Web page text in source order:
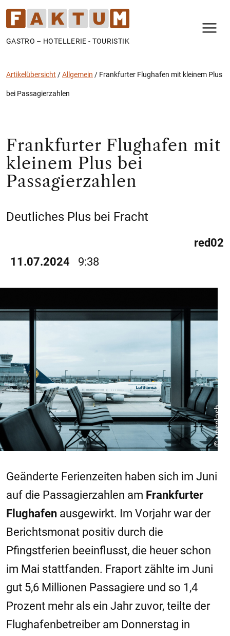
GASTRO – HOTELLERIE - TOURISTIK
Artikelübersicht /Allgemein / Frankfurter Flughafen mit kleinem Plus
bei Passagierzahlen
Frankfurter Flughafen mit
kleinem Plus bei
Passagierzahlen
Deutliches Plus bei Fracht
11.07.2024 9:38
red02
© unsplash
Geänderte Ferienzeiten haben sich im Juni
auf die Passagierzahlen am Frankfurter
Flughafen ausgewirkt. Im Vorjahr war der
Berichtsmonat positiv durch die
Pfingstferien beeinflusst, die heuer schon
im Mai stattfanden. Fraport zählte im Juni
gut 5,6 Millionen Passagiere und so 1,4
Prozent mehr als ein Jahr zuvor, teilte der
Flughafenbetreiber am Donnerstag in